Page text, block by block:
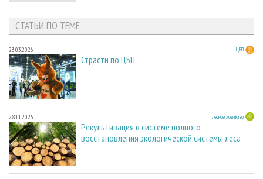
СТАТЬИ ПО ТЕМЕ
23.03.2026 ЦБП
Страсти по ЦБП
28.11.2025 Лесное хозяйство
Рекультивация в системе полного
восстановления экологической системы леса